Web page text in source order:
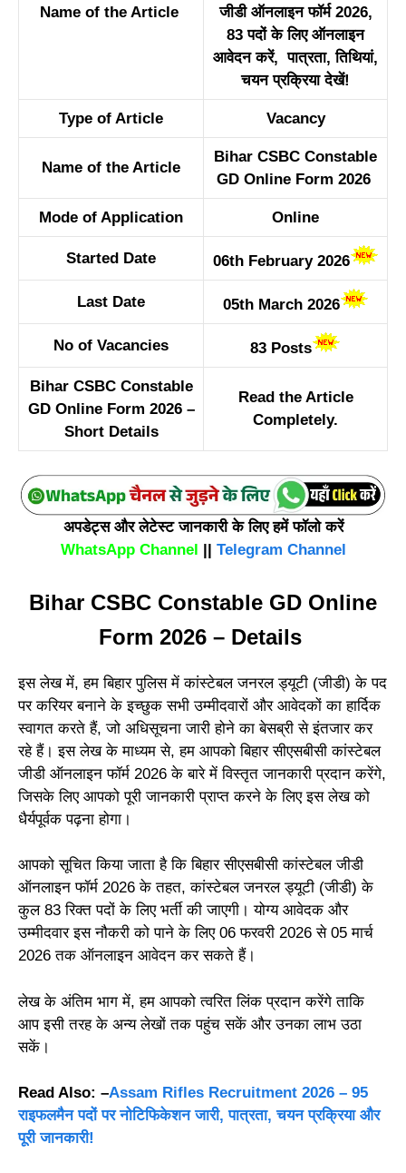
Name of the Article
जीडी ऑनलाइन फॉर्म 2026,
83 पदों के लिए ऑनलाइन
आवेदन करें, पात्रता, तिथियां,
चयन प्रक्रिया देखें!
Type of Article Vacancy
Name of the Article
Bihar CSBC Constable
GD Online Form 2026
Mode of Application Online
Started Date 06th February 2026
Last Date 05th March 2026
No of Vacancies 83 Posts
Bihar CSBC Constable
GD Online Form 2026 –
Short Details
Read the Article
Completely.
अपडेट्स और लेटेस्ट जानकारी के लिए हमें फॉलो करें
WhatsApp Channel
Telegram Channel
Bihar CSBC Constable GD Online
Form 2026 – Details
इस लेख में, हम बिहार पुलिस में कांस्टेबल जनरल ड्यूटी (जीडी) के पद
पर करियर बनाने के इच्छुक सभी उम्मीदवारों और आवेदकों का हार्दिक
स्वागत करते हैं, जो अधिसूचना जारी होने का बेसब्री से इंतजार कर
रहे हैं। इस लेख के माध्यम से, हम आपको बिहार सीएसबीसी कांस्टेबल
जीडी ऑनलाइन फॉर्म 2026 के बारे में विस्तृत जानकारी प्रदान करेंगे,
जिसके लिए आपको पूरी जानकारी प्राप्त करने के लिए इस लेख को
धैर्यपूर्वक पढ़ना होगा।
आपको सूचित किया जाता है कि बिहार सीएसबीसी कांस्टेबल जीडी
ऑनलाइन फॉर्म 2026 के तहत, कांस्टेबल जनरल ड्यूटी (जीडी) के
कुल 83 रिक्त पदों के लिए भर्ती की जाएगी। योग्य आवेदक और
उम्मीदवार इस नौकरी को पाने के लिए 06 फरवरी 2026 से 05 मार्च
2026 तक ऑनलाइन आवेदन कर सकते हैं।
लेख के अंतिम भाग में, हम आपको त्वरित लिंक प्रदान करेंगे ताकि
आप इसी तरह के अन्य लेखों तक पहुंच सकें और उनका लाभ उठा
सकें।
Read Also: –Assam Rifles Recruitment 2026 – 95
राइफलमैन पदों पर नोटिफिकेशन जारी, पात्रता, चयन प्रक्रिया और
पूरी जानकारी!